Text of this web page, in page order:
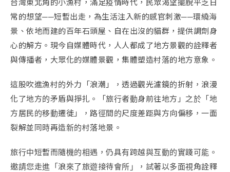
台灣東北角的小漁村，滿足疫情時代，民眾渴望擺脫平乏日
常的想望──短暫出走，為生活注入新的感官刺激──環繞海
景、依地而建的百年石頭屋、自在出沒的貓群，提供調劑身
心的解方。現今自媒體時代，人人都成了地方景觀的詮釋者
與傳播者，大眾化的媒體景觀，集體塑造村落的地方意象。
這股吹進漁村的外力「浪潮」，透過觀光濾鏡的折射，浪漫
化了地方的矛盾與掙扎。「旅行者動身前往地方」之於「地
方居民的移動遷徙」，路徑間的尺度差距與方向偏移，一面
裂解並同時再造新的村落地景。
旅行中短暫而隨機的相遇，仍具有跨越與互動的實踐可能。
邀請您走進「浪來了旅遊接待會所」，試著以多面視角詮釋